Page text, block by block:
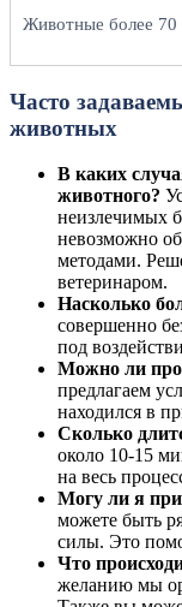
Животные более 70
Часто
животных
В каких
животного?
неизлечимых
невозможно
методами.
ветеринаром.
Насколько
совершенно
под
Можно ли
предлагаем
находился в
Сколько
около 10-15
на весь
Могу ли я
можете быть
силы. Это
Что
желанию мы